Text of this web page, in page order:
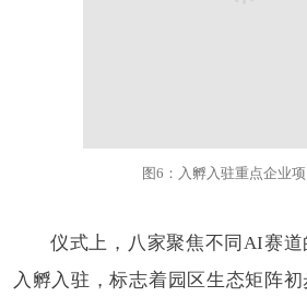
图6：入孵入驻重点企业
仪式上，八家聚焦不同AI赛
入孵入驻，标志着园区生态矩阵